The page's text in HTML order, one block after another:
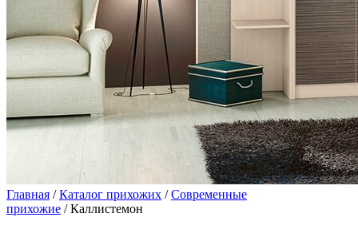
Главная /Каталог прихожих /Современные
прихожие / Каллистемон